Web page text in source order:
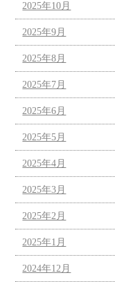
2025年10月
2025年9月
2025年8月
2025年7月
2025年6月
2025年5月
2025年4月
2025年3月
2025年2月
2025年1月
2024年12月